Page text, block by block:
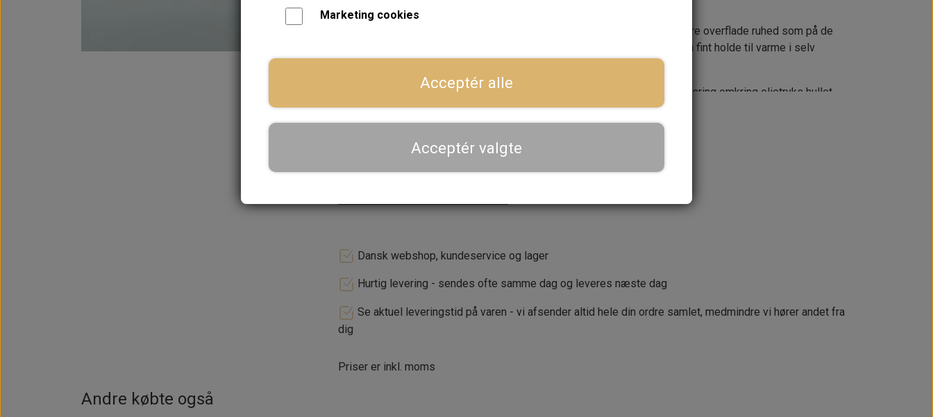
Komposit pakningens fordel er at den bedre kan slutte tæt med en grovere overflade ruhed som på de
fabriks bearbejdede overflader på både motorblok og topstykke, men kan fint holde til varme i selv
Dette sæt er med PAYEN AF470 kvalitets toppakning med gummitætningsring omkring olietryks hullet
Toppakning af højeste kvalitet fra "PAYEN", som også bruges til motorsport brug til 970, 1071 og 1275
Forventet leveringstid:Varen er på lager. 1-2 dages leveringstid
Dansk webshop, kundeservice og lager
Hurtig levering - sendes ofte samme dag og leveres næste dag
Se aktuel leveringstid på varen - vi afsender altid hele din ordre samlet, medmindre vi hører andet fra
dig
Priser er inkl. moms
Andre købte også
Marketing cookies
Acceptér alle
Acceptér valgte